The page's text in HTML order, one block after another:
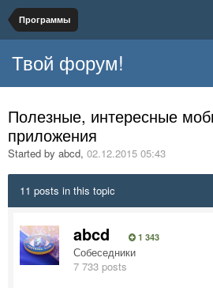
Программы
Твой форум!
Полезные, интересные
приложения
Started by abcd, 02.12.2015 05:43
11 posts in this topic
abcd 1 343
Собеседники
7 733 posts